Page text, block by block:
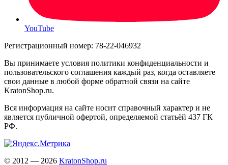
YouTube
Регистрационный номер: 78-22-046932
Вы принимаете условия политики конфиденциальности и
пользовательского соглашения каждый раз, когда оставляете
свои данные в любой форме обратной связи на сайте
KratonShop.ru.
Вся информация на сайте носит справочный характер и не
является публичной офертой, определяемой статьёй 437 ГК
РФ.
© 2012 — 2026 KratonShop.ru